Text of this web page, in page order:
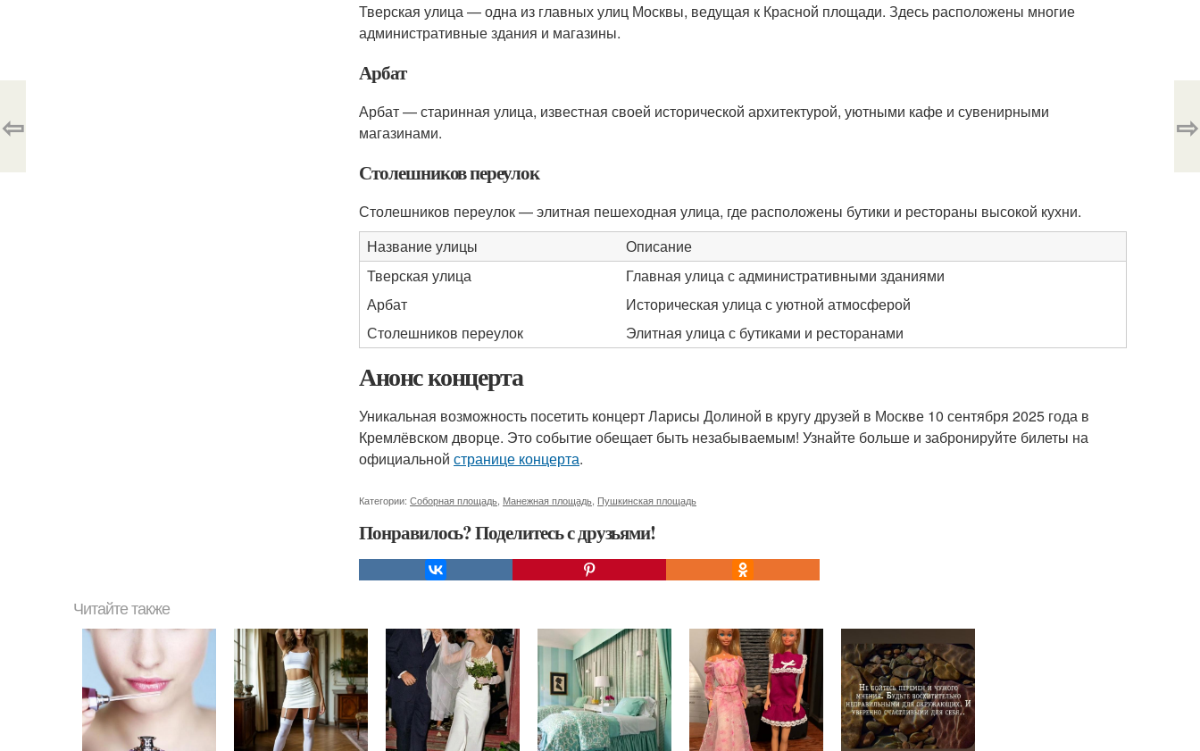
Тверская улица — одна из главных улиц Москвы, ведущая к Красной площади. Здесь расположены многие
административные здания и магазины.
Арбат
Арбат — старинная улица, известная своей исторической архитектурой, уютными кафе и сувенирными
магазинами.
Столешников переулок
Столешников переулок — элитная пешеходная улица, где расположены бутики и рестораны высокой кухни.
Название улицы
Описание
Тверская улица
Главная улица с административными зданиями
Арбат
Историческая улица с уютной атмосферой
Столешников переулок
Элитная улица с бутиками и ресторанами
Анонс концерта
Уникальная возможность посетить концерт Ларисы Долиной в кругу друзей в Москве 10 сентября 2025 года в
Кремлёвском дворце. Это событие обещает быть незабываемым! Узнайте больше и забронируйте билеты на
официальной странице концерта.
Категории: Соборная площадь Манежная площадь Пушкинская площадь
Понравилось? Поделитесь с друзьями!
⇦ ⇨
Читайте также